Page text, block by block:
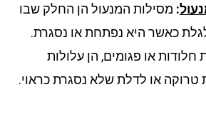
:מסילות המנעול הן החלק שבו
היא נפתחת או נסגרת.
או פגומים, הן עלולות
או לדלת שלא נסגרת כראוי.